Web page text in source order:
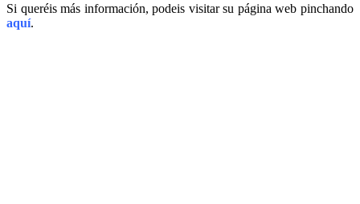
Si queréis más información, podeis visitar su página web pinchando
aquí.